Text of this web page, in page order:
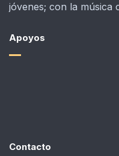
jóvenes; con la música
Apoyos
Contacto